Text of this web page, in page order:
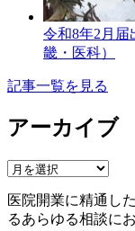
令和8年2月
畿・医科）
記事一覧を見る
アーカイブ
ア
カ
イ
医院開業に精通し
るあらゆる相談に